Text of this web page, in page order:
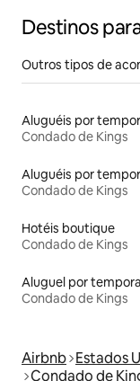
Destinos
Outros tipos de
Condado de Kings
Condado de Kings
Hotéis boutique
Condado de Kings
Condado de Kings
Airbnb Estados
Condado de